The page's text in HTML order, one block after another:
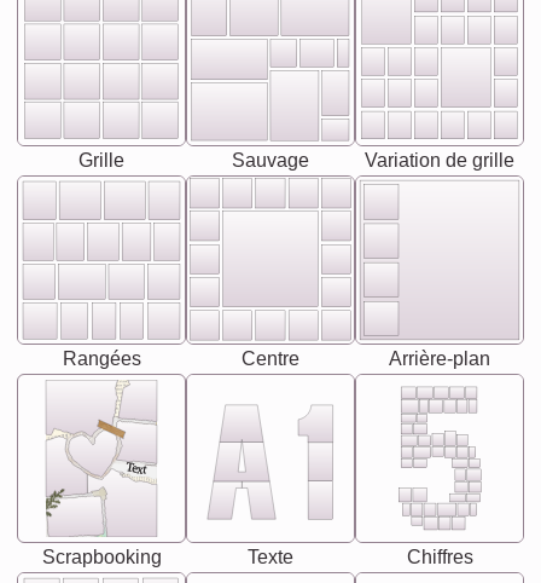
Grille Sauvage Variation de grille
Rangées Centre Arrière-plan
Text
Scrapbooking Texte Chiffres